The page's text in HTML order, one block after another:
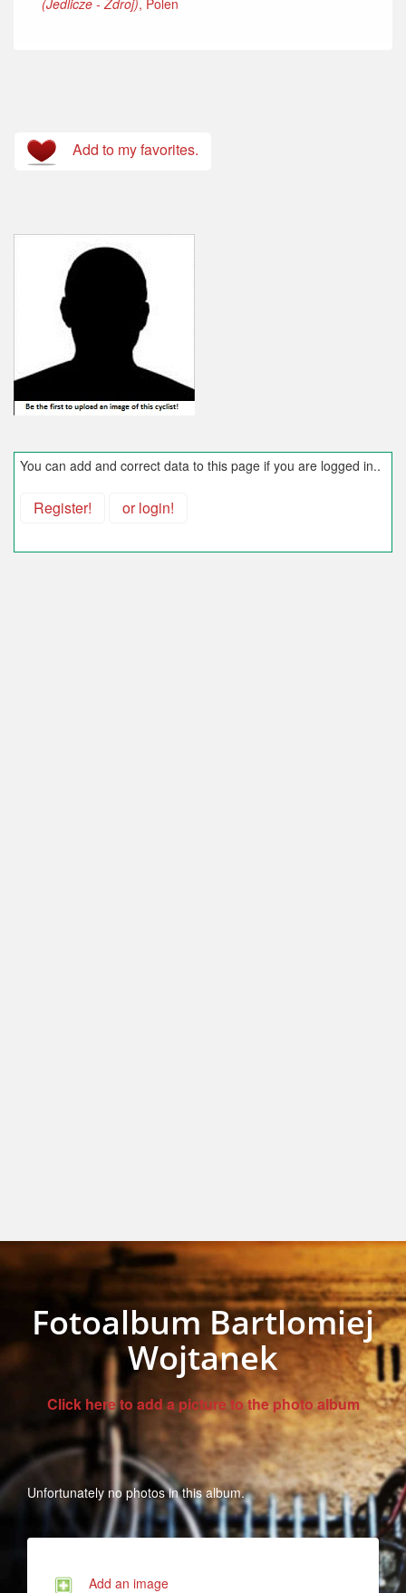
Add to my favorites.
You can add and correct data to this page if you are logged in..
Register! or login!
Fotoalbum Bartlomiej
Wojtanek
Click here to add a picture to the photo album
Unfortunately no photos in this album.
Add an image